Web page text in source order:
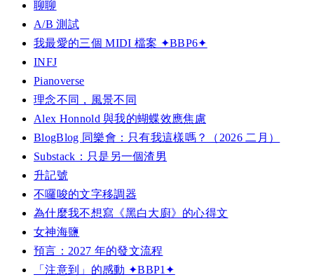
聊聊
A/B 測試
我最愛的三個 MIDI 檔案 ✦BBP6✦
INFJ
Pianoverse
理念不同，風景不同
Alex Honnold 與我的蝴蝶效應焦慮
BlogBlog 同樂會：只有我這樣嗎？（2026 二月）
Substack：只是另一個渣男
升記號
不囉唆的文字移調器
為什麼我不想寫《黑白大廚》的心得文
女神海鹽
預言：2027 年的發文流程
「注意到」的感動 ✦BBP1✦